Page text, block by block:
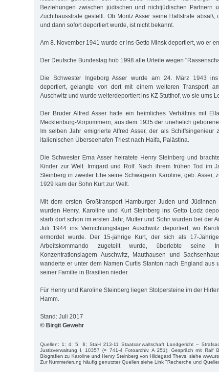
Beziehungen zwischen jüdischen und nichtjüdischen Partnern
Zuchthausstrafe gestellt. Ob Moritz Asser seine Haftstrafe absaß,
und dann sofort deportiert wurde, ist nicht bekannt.
Am 8. November 1941 wurde er ins Getto Minsk deportiert, wo er
Der Deutsche Bundestag hob 1998 alle Urteile wegen
Die Schwester Ingeborg Asser wurde am 24. März 1943 ins
deportiert, gelangte von dort mit einem weiteren Transport
Auschwitz und wurde weiterdeportiert ins KZ Stutthof, wo sie ums
Der Bruder Alfred Asser hatte ein heimliches Verhältnis mit
Mecklenburg-Vorpommern, aus dem 1935 der unehelich
Im selben Jahr emigrierte Alfred Asser, der als Schiffsingenieur
italienischen Überseehafen Triest nach Haifa, Palästina.
Die Schwester Erna Asser heiratete Henry Steinberg und
Kinder zur Welt: Irmgard und Rolf. Nach ihrem frühen Tod im
Steinberg in zweiter Ehe seine Schwägerin Karoline, geb. Asser,
1929 kam der Sohn Kurt zur Welt.
Mit dem ersten Großtransport Hamburger Juden und
wurden Henry, Karoline und Kurt Steinberg ins Getto Lodz
starb dort schon im ersten Jahr, Mutter und Sohn wurden bei der
Juli 1944 ins Vernichtungslager Auschwitz deportiert, wo
ermordet wurde. Der 15-jährige Kurt, der sich als 17-
Arbeitskommando zugeteilt wurde, überlebte seine
Konzentrationslagern Auschwitz, Mauthausen und
wanderte er unter dem Namen Curtis Stanton nach England aus
seiner Familie in Brasilien nieder.
Für Henry und Karoline Steinberg liegen Stolpersteine im der
Hamm.
Stand: Juli 2017
© Birgit Gewehr
Quellen: 1; 4; 5; 8; StaH 213-11 Staatsanwaltschaft Landgericht –
Justizverwaltung I, 10357 (= 741-4 Fotoarchiv, A 251); Gespräch mit Ralf
Biografien zu Karoline und Henry Steinberg von Hildegard Thevs, siehe
Zur Nummerierung häufig genutzter Quellen siehe Link "Recherche und